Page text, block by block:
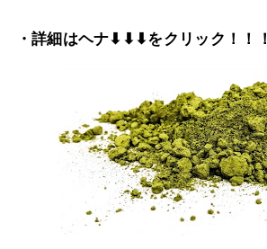
・詳細はヘナ⬇⬇⬇をクリック！！！